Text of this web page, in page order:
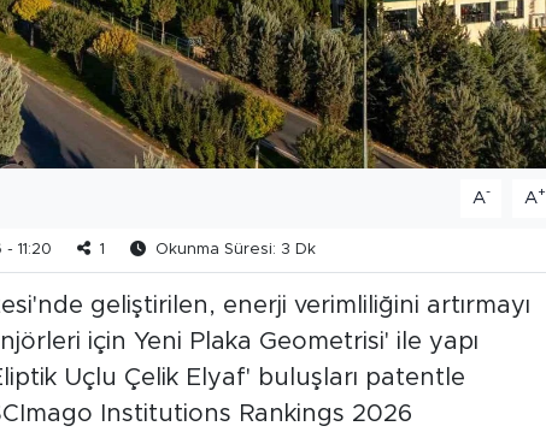
A- A+
11:20 1 Okunma Süresi: 3 Dk
geliştirilen, enerji verimliliğini artırmayı
için Yeni Plaka Geometrisi' ile yapı
Uçlu Çelik Elyaf' buluşları patentle
Institutions Rankings 2026